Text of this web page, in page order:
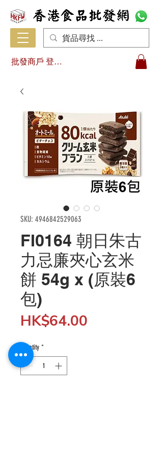
批發商戶 登入/註冊
SKU: 4946842529063
FI0164 朝日朱古
力忌廉夾心玄米
餅 54g x (原裝6
包)
HK$64.00
Quantity *